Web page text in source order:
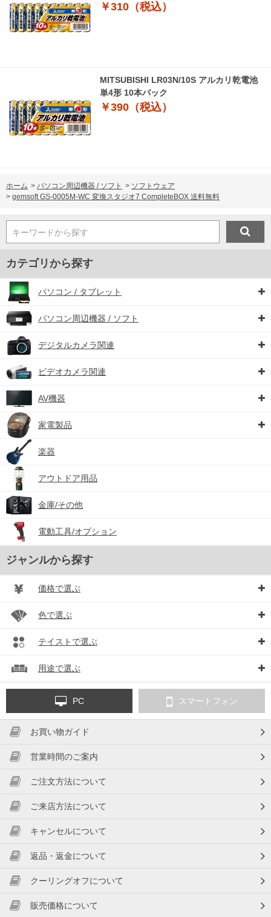
￥310（税込）
MITSUBISHI LR03N/10S アルカリ乾電池
単4形 10本パック
￥390（税込）
ホーム > パソコン周辺機器 / ソフト > ソフトウェア
> gemsoft GS-0005M-WC 変換スタジオ7 CompleteBOX 送料無料
キーワードから探す
カテゴリから探す
パソコン / タブレット
パソコン周辺機器 / ソフト
デジタルカメラ関連
ビデオカメラ関連
AV機器
家電製品
楽器
アウトドア用品
金庫/その他
電動工具/オプション
ジャンルから探す
価格で選ぶ
色で選ぶ
テイストで選ぶ
用途で選ぶ
PC スマートフォン
お買い物ガイド
営業時間のご案内
ご注文方法について
ご来店方法について
キャンセルについて
返品・返金について
クーリングオフについて
販売価格について